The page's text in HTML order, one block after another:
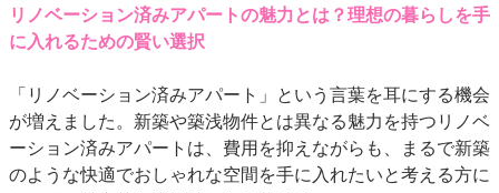
リノベーション済みアパートの魅力とは？理想の暮らしを手
に入れるための賢い選択
「リノベーション済みアパート」という言葉を耳にする機会
が増えました。新築や築浅物件とは異なる魅力を持つリノベ
ーション済みアパートは、費用を抑えながらも、まるで新築
のような快適でおしゃれな空間を手に入れたいと考える方に